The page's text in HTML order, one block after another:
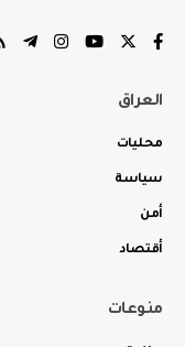
العراق
محليات
سياسة
أمن
أقتصاد
منوعات